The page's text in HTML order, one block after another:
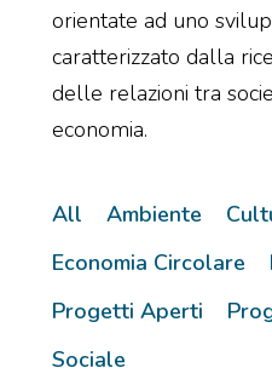
orientate ad uno
caratterizzato dalla
delle relazioni tra
economia.
All Ambiente
Economia Circolare
Progetti Aperti
Sociale